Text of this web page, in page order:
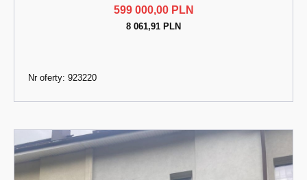
599 000,00 PLN
8 061,91 PLN
Nr oferty: 923220